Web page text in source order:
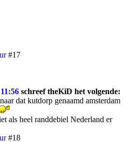
#17
schreef theKiD het volgende:
dat kutdorp genaamd amsterdam
als heel randdebiel Nederland er
#18